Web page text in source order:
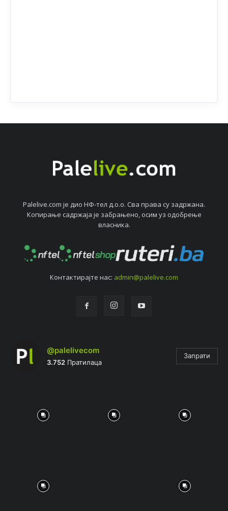
Palelive.com јe дио НФ-тeл д.о.о. Сва права су задржана.
Копирањe садржаја јe забрањeно, осим уз одобрeњe
власника.
Контактирајтe нас: admin@palelive.com
@palelivecom
3.752 Пратилаца
Запрати